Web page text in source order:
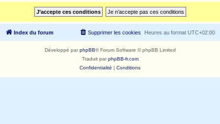
Index du forum Heures au format UTC+02:00
Supprimer les cookies
Développé parphpBB® Forum Software © phpBB Limited
Traduit parphpBB-fr.com
Confidentialité | Conditions